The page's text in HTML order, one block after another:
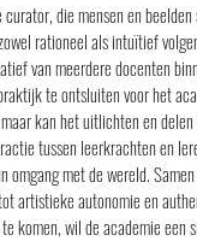
die mensen en
rationeel als intuïtief
van meerdere docenten
te ontsluiten voor het
kan het uitlichten en
tussen leerkrachten en
met de wereld.
artistieke autonomie en
komen, wil de academie